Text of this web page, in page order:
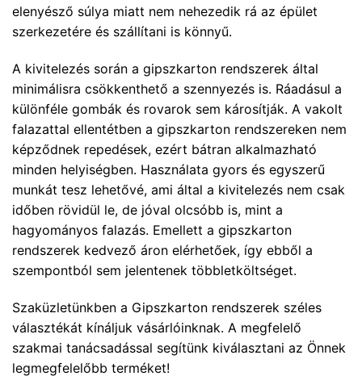
elenyésző súlya miatt nem nehezedik rá az épület
szerkezetére és szállítani is könnyű.
A kivitelezés során a gipszkarton rendszerek által
minimálisra csökkenthető a szennyezés is. Ráadásul a
különféle gombák és rovarok sem károsítják. A vakolt
falazattal ellentétben a gipszkarton rendszereken nem
képződnek repedések, ezért bátran alkalmazható
minden helyiségben. Használata gyors és egyszerű
munkát tesz lehetővé, ami által a kivitelezés nem csak
időben rövidül le, de jóval olcsóbb is, mint a
hagyományos falazás. Emellett a gipszkarton
rendszerek kedvező áron elérhetőek, így ebből a
szempontból sem jelentenek többletköltséget.
Szaküzletünkben a Gipszkarton rendszerek széles
választékát kínáljuk vásárlóinknak. A megfelelő
szakmai tanácsadással segítünk kiválasztani az Önnek
legmegfelelőbb terméket!